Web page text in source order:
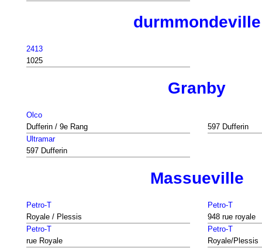
durmmondeville
2413
1025
Granby
Olco
Dufferin / 9e Rang
597 Dufferin
Ultramar
597 Dufferin
Massueville
Petro-T
Royale / Plessis
Petro-T
948 rue royale
Petro-T
rue Royale
Petro-T
Royale/Plessis